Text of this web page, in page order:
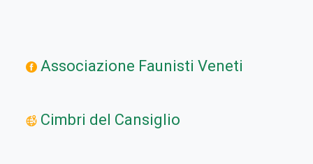
Associazione Faunisti Veneti
Cimbri del Cansiglio